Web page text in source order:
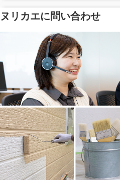
塗料の​品質を​保証
メーカー保証
工事保険
ご近所トラブルに
賠償保険
省エネ効果
断熱・遮熱塗料対応
雨漏り修繕
防水工事
ヌリカエに問い合わせ